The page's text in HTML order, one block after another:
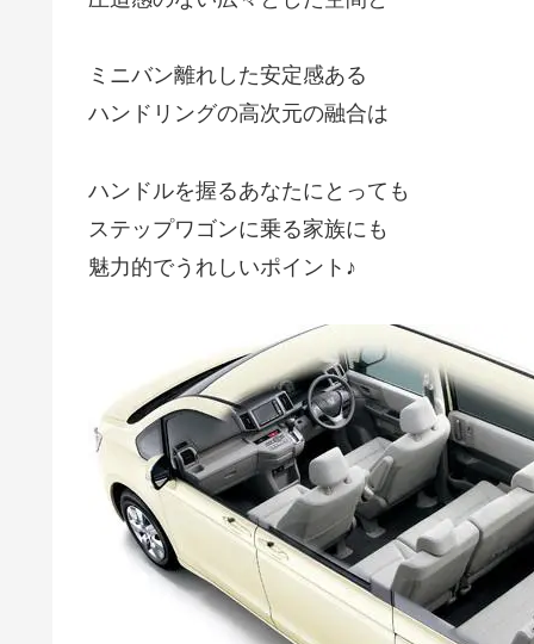
ミニバン離れした安定感ある
ハンドリングの高次元の融合は
ハンドルを握るあなたにとっても
ステップワゴンに乗る家族にも
魅力的でうれしいポイント♪